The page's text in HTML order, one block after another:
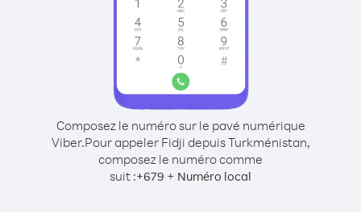
Composez le numéro sur le pavé numérique
Viber.Pour appeler Fidji depuis Turkménistan,
composez le numéro comme
suit :+679 + Numéro local